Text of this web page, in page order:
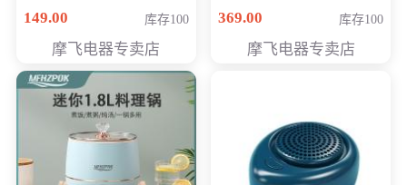
98元
149.00 库存100
摩飞电器专卖店
元
369.00 库存100
摩飞电器专卖店